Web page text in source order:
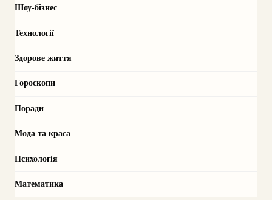
Шоу-бізнес
Технології
Здорове життя
Гороскопи
Поради
Мода та краса
Психологія
Математика